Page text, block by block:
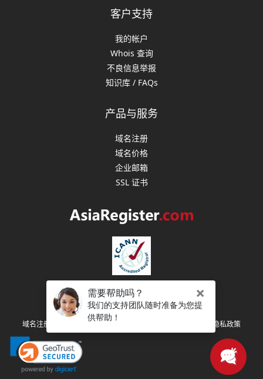
客户支持
我的帐户
Whois 查询
不良信息举报
知识库 / FAQs
产品与服务
域名注册
域名价格
企业邮箱
SSL 证书
版权所有 (C) 2003-2026 亚洲注册 保留所有权利
域名注册协议 注册人权利和义务 隐私政策